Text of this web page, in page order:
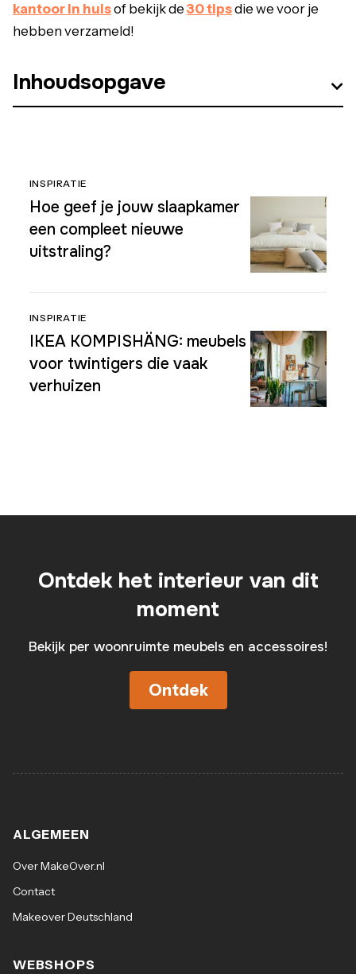
kantoor in huisof bekijk de 30 tipsdie we voor je
hebben verzameld!
Inhoudsopgave
INSPIRATIE
Hoe geef je jouw slaapkamer
een compleet nieuwe
uitstraling?
INSPIRATIE
IKEA KOMPISHÄNG: meubels
voor twintigers die vaak
verhuizen
Ontdek het interieur van dit
moment
Bekijk per woonruimte meubels en accessoires!
Ontdek
ALGEMEEN
Over MakeOver.nl
Contact
Makeover Deutschland
WEBSHOPS